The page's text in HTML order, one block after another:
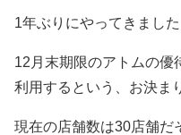
1年ぶりにやってきました
12月末期限のアトムの優
利用するという、お決ま
現在の店舗数は30店舗だ